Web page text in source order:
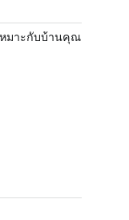
หมาะกับบ้านคุณ